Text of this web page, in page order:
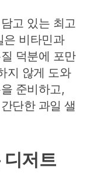
고 있는 최고
은 비타민과
덕분에 포만
지 않게 도와
준비하고,
단한 과일 샐
디저트